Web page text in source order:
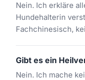
Nein. Ich erkläre
Hundehalterin
Fachchinesisch,
Gibt es ein
Nein. Ich mache